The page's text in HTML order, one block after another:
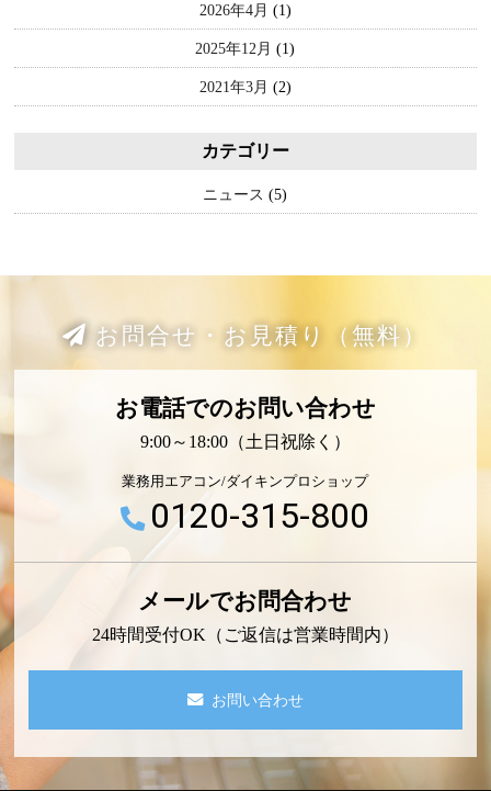
2026年4月 (1)
2025年12月 (1)
2021年3月 (2)
カテゴリー
ニュース (5)
お問合せ・お見積り（無料）
お電話でのお問い合わせ
9:00～18:00（土日祝除く）
業務用エアコン/ダイキンプロショップ
0120-315-800
メールでお問合わせ
24時間受付OK（ご返信は営業時間内）
お問い合わせ